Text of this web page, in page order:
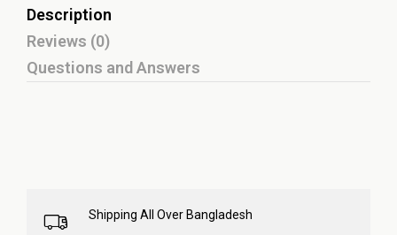
Description
Reviews (0)
Questions and Answers
Shipping All Over Bangladesh